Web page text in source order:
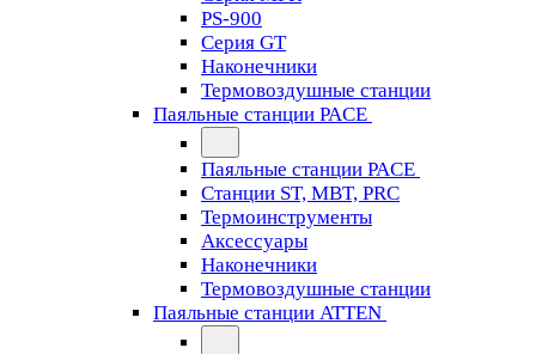
PS-900
Серия GT
Наконечники
Термовоздушные станции
Паяльные станции PACE
Паяльные станции PACE
Станции ST, MBT, PRC
Термоинструменты
Аксессуары
Наконечники
Термовоздушные станции
Паяльные станции ATTEN